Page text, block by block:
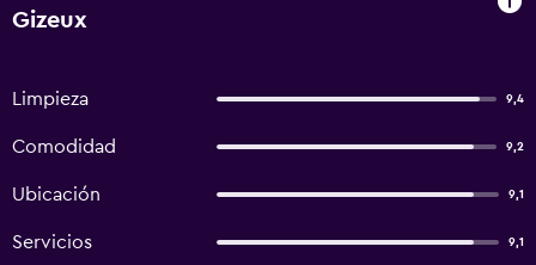
Gizeux
Limpieza 9,4
Comodidad 9,2
Ubicación 9,1
Servicios 9,1